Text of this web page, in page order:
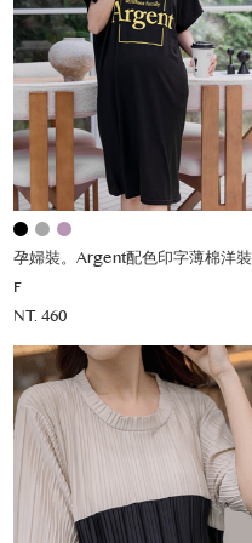
孕婦裝。Argent配色印字薄棉洋裝
F
NT. 460